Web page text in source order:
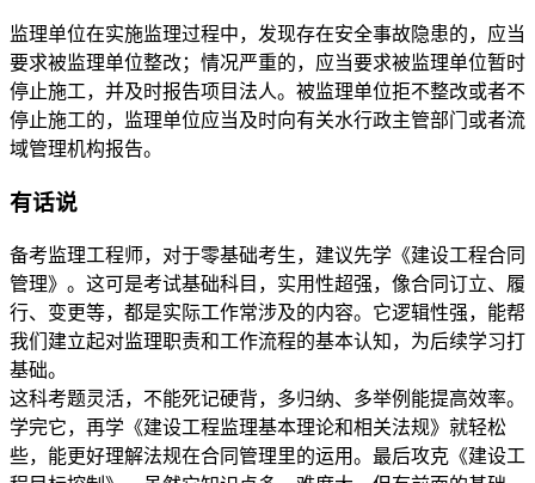
监理单位在实施监理过程中，发现存在安全事故隐患的，应当
要求被监理单位整改；情况严重的，应当要求被监理单位暂时
停止施工，并及时报告项目法人。被监理单位拒不整改或者不
停止施工的，监理单位应当及时向有关水行政主管部门或者流
域管理机构报告。
有话说
备考监理工程师，对于零基础考生，建议先学《建设工程合同
管理》。这可是考试基础科目，实用性超强，像合同订立、履
行、变更等，都是实际工作常涉及的内容。它逻辑性强，能帮
我们建立起对监理职责和工作流程的基本认知，为后续学习打
基础。
这科考题灵活，不能死记硬背，多归纳、多举例能提高效率。
学完它，再学《建设工程监理基本理论和相关法规》就轻松
些，能更好理解法规在合同管理里的运用。最后攻克《建设工